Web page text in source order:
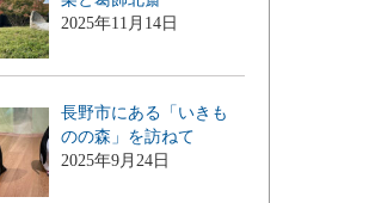
2025年11月14日
長野市にある「いきも
のの森」を訪ねて
2025年9月24日